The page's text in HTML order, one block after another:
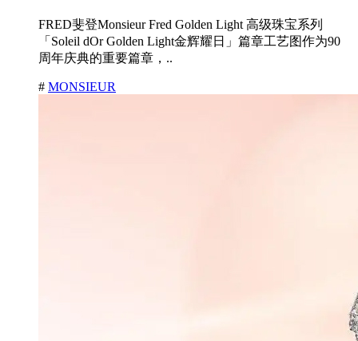
FRED斐登Monsieur Fred Golden Light 高级珠宝系列
「Soleil dOr Golden Light金辉耀日」篇章工艺图作为90
周年庆典的重要篇章，..
# MONSIEUR